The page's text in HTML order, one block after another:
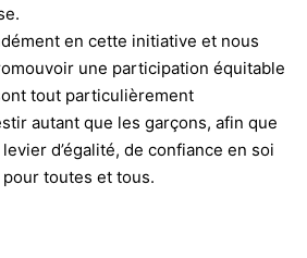
en cette initiative et nous
une participation équitable
tout particulièrement
autant que les garçons, afin que
d’égalité, de confiance en soi
pour toutes et tous.